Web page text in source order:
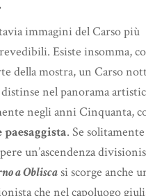
immagini del Carso più
Esiste insomma,
della mostra, un Carso
nel panorama
negli anni Cinquanta,
paesaggista. Se
un’ascendenza
a Obliscasi scorge anche
che nel capoluogo